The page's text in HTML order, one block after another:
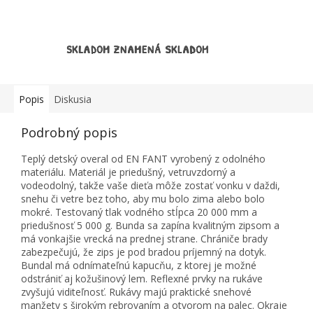
SKLADOM ZNAMENÁ SKLADOM
Popis Diskusia
Podrobný popis
Teplý detský overal od EN FANT vyrobený z odolného
materiálu. Materiál je priedušný, vetruvzdorný a
vodeodolný, takže vaše dieťa môže zostať vonku v daždi,
snehu či vetre bez toho, aby mu bolo zima alebo bolo
mokré. Testovaný tlak vodného stĺpca 20 000 mm a
priedušnosť 5 000 g. Bunda sa zapína kvalitným zipsom a
má vonkajšie vrecká na prednej strane. Chrániče brady
zabezpečujú, že zips je pod bradou príjemný na dotyk.
Bundal má odnímateľnú kapucňu, z ktorej je možné
odstrániť aj kožušinový lem. Reflexné prvky na rukáve
zvyšujú viditeľnosť. Rukávy majú praktické snehové
manžety s širokým rebrovaním a otvorom na palec. Okraje